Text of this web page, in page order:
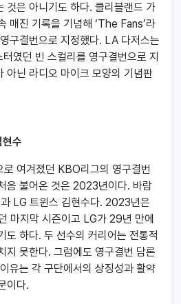
것은 아니기도 하다. 클리블랜드 가
매진 기록을 기념해 ‘The Fans’라
구결번으로 지정했다. LA 다저스는
였던 빈 스컬리를 영구결번으로 지
아닌 라디오 마이크 모양의 기념판
수
여겨졌던 KBO리그의 영구결번
음 불어온 것은 2023년이다. 바람
LG 트윈스 김현수다. 2023년은
마지막 시즌이고 LG가 29년 만에
도 하다. 두 선수의 커리어는 전통적
지 못한다. 그럼에도 영구결번 담론
유는 각 구단에서의 상징성과 활약
이다.